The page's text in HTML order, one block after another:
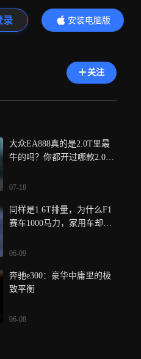
录
安装电脑版
内容更精彩
关注
大众EA888真的是2.0T里最
牛的吗？你都开过哪款2.0T
07-18
同样是1.6T排量，为什么F1
赛车1000马力，家用车却只
06-09
奔驰e300：豪华中庸里的极
致平衡
06-08